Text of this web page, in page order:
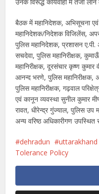
बैठक में महानिदेशक, अभिसूचना
महानिदेशक/निदेशक विजिलेंस,
पुलिस महानिदेशक, प्रशासन ए.पी.
सचदेवा, पुलिस महानिरीक्षक,
महानिरीक्षक, दूरसंचार कृष्ण कुमार
आनन्द भरणे, पुलिस महानिरीक्षक,
पुलिस महानिरीक्षक, गढ़वाल
एवं कानून व्यवस्था सुनील कुमार
रावत, धीरेन्द्र गुंज्याल, पुलिस उप
अन्य वरिष्ठ अधिकारीगण उपस्थित
dehradun uttarakhand
Tolerance Policy